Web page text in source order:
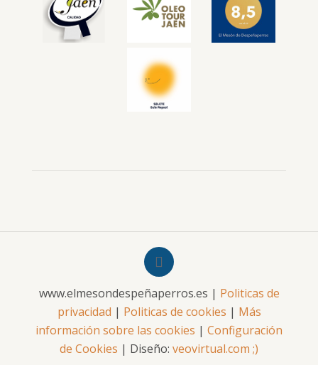
www.elmesondespeñaperros.es | Politicas de
privacidad | Politicas de cookies | Más
información sobre las cookies | Configuración
de Cookies | Diseño: veovirtual.com ;)